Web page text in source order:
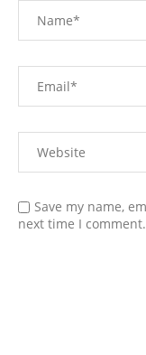
Save my name,
next time I comment.